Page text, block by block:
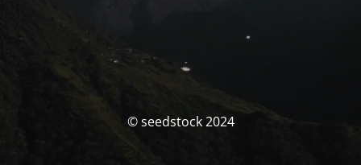
© seedstock 2024